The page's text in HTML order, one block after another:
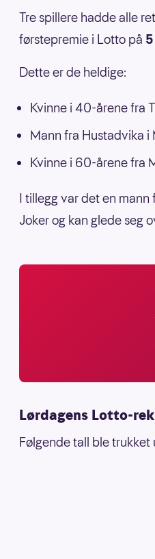
Tre spillere hadde alle
førstepremie i Lotto på
Dette er de heldige:
Kvinne i 40-årene fra
Mann fra Hustadvika i
Kvinne i 60-årene fra
I tillegg var det en mann
Joker og kan glede seg
Lørdagens Lotto-
Følgende tall ble trukket